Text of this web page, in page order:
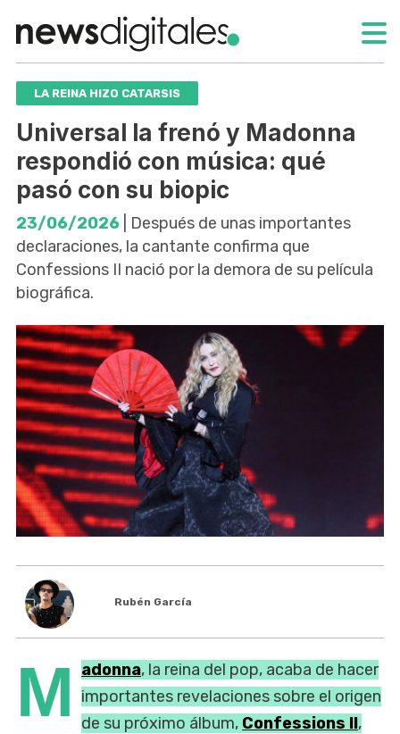
LA REINA HIZO CATARSIS
Universal la frenó y Madonna
respondió con música: qué
pasó con su biopic
23/06/2026 | Después de unas importantes
declaraciones, la cantante confirma que
Confessions II nació por la demora de su película
biográfica.
Rubén García
M adonna, la reina del pop, acaba de hacer
importantes revelaciones sobre el origen
de su próximo álbum, Confessions II,